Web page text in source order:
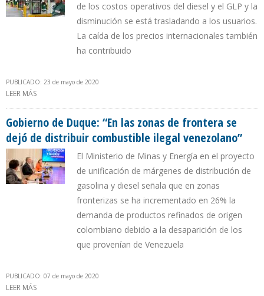
de los costos operativos del diesel y el GLP y la
disminución se está trasladando a los usuarios.
La caída de los precios internacionales también
ha contribuido
PUBLICADO: 23 de mayo de 2020
LEER MÁS
Gobierno de Duque: “En las zonas de frontera se
dejó de distribuir combustible ilegal venezolano”
El Ministerio de Minas y Energía en el proyecto
de unificación de márgenes de distribución de
gasolina y diesel señala que en zonas
fronterizas se ha incrementado en 26% la
demanda de productos refinados de origen
colombiano debido a la desaparición de los
que provenían de Venezuela
PUBLICADO: 07 de mayo de 2020
LEER MÁS